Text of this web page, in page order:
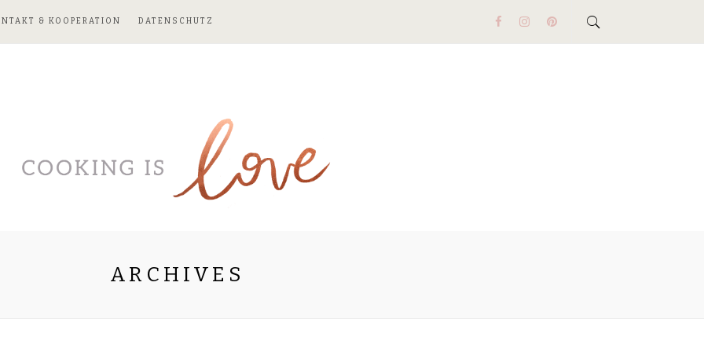
& KOOPERATION DATENSCHUTZ
ARCHIVES